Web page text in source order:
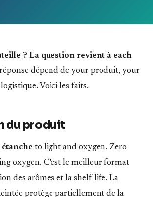
? La question revient à each
dépend de your produit, your
Voici les faits.
du produit
étanche to light and oxygen. Zero
oxygen. C'est le meilleur format
des arômes et la shelf-life. La
protège partiellement de la